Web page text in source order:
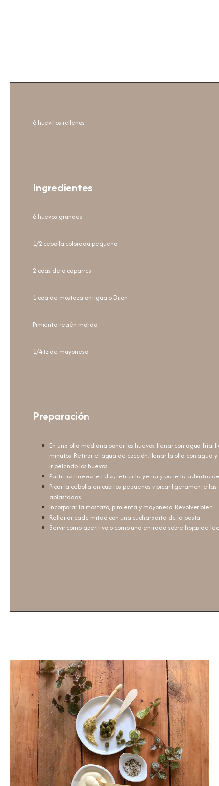
6 huevitos rellenos
Ingredientes
6 huevos grandes
1/2 cebolla colorada pequeña
2 cdas de alcaparras
1 cda de mostaza antigua o Dijon
Pimienta recién molida
1/4 tz de mayonesa
Preparación
En una olla mediana poner los huevos, llenar con agua fría,
minutos. Retirar el agua de cocción, llenar la olla con agua
ir pelando los huevos.
Partir los huevos en dos, retirar la yema y ponerla adentro
Picar la cebolla en cubitos pequeños y picar ligeramente
aplastadas.
Incorporar la mostaza, pimienta y mayonesa. Revolver bien.
Rellenar cada mitad con una cucharadita de la pasta.
Servir como aperitivo o como una entrada sobre hojas de